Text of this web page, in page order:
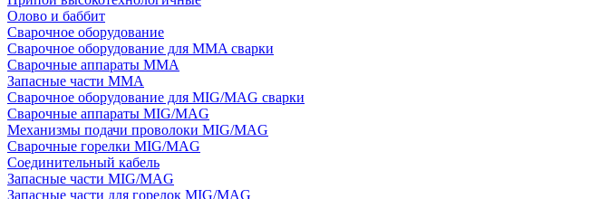
Олово и баббит
Сварочное оборудование
Сварочное оборудование для MMA сварки
Сварочные аппараты MMA
Запасные части MMA
Сварочное оборудование для MIG/MAG сварки
Сварочные аппараты MIG/MAG
Механизмы подачи проволоки MIG/MAG
Сварочные горелки MIG/MAG
Соединительный кабель
Запасные части MIG/MAG
Запасные части для горелок MIG/MAG